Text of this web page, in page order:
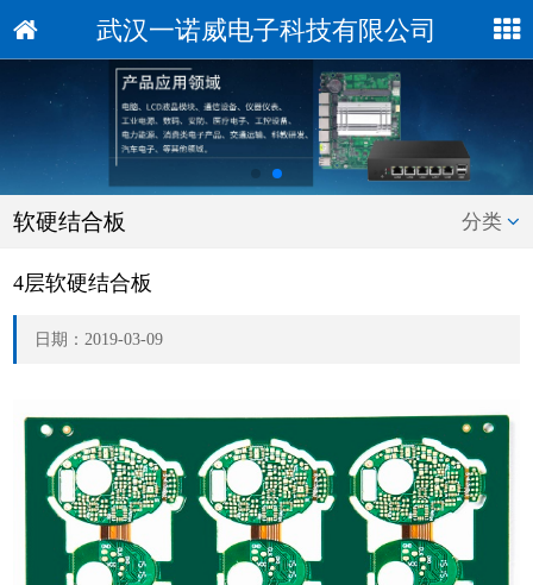
武汉一诺威电子科技有限公司
软硬结合板 分类
4层软硬结合板
日期：2019-03-09